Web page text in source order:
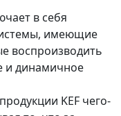
в себя
имеющие
воспроизводить
и динамичное
KEF чего-